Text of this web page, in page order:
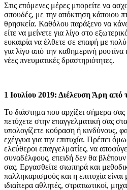
Στις επόμενες μέρες μπορείτε να
σπουδές, με την απόκτηση κάποιου
θρησκεία. Καθόλου παράξενο να
είτε να μείνετε για λίγο στο
ευκαιρία να έλθετε σε επαφή με
για λίγο από την καθημερινή
νέες πνευματικές δραστηριότητες.
1 Ιουλίου 2019: Διέλευση Άρη από
Το διάστημα που αρχίζει σήμερα σας
πετύχετε στην επαγγελματική σας
υπολογίζετε κούραση ή κινδύνους,
εχέγγυα για την επιτυχία. Πρέπει
ελεύθεροι επαγγελματίες, να
συναδέλφους, επειδή δεν θα
σας. Εργασθείτε σιωπηρά και
παλληκαρισμούς και η επιτυχία
ιδιαίτερα αθλητές, στρατιωτικοί,